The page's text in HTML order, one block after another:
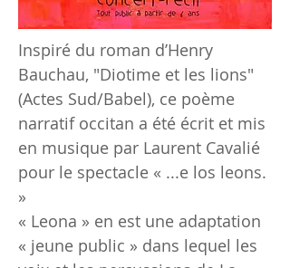
Inspiré du roman d’Henry
Bauchau, "Diotime et les lions"
(Actes Sud/Babel), ce poème
narratif occitan a été écrit et mis
en musique par Laurent Cavalié
pour le spectacle « ...e los leons.
»
« Leona » en est une adaptation
« jeune public » dans lequel les